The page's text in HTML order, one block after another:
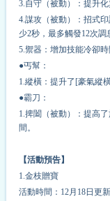
3.自守（被動）：提升
4.謀攻（被動）：招式
少2秒，最多觸發12次調
5.禦器：增加技能冷卻時
●丐幫：
1.縱橫：提升了[豪氣縱
●霸刀：
1.捭闔（被動）：提高
間。
【活動預告】
1.金枝贈寶
活動時間：12月18日更